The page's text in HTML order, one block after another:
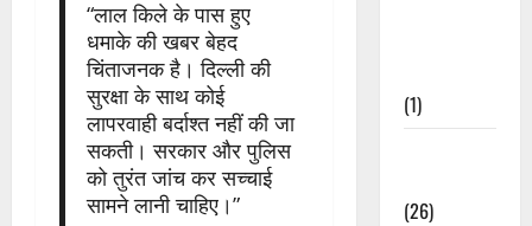
“लाल किले के पास हुए
धमाके की खबर बेहद
चिंताजनक है। दिल्ली की
सुरक्षा के साथ कोई
लापरवाही बर्दाश्त नहीं की जा
सकती। सरकार और पुलिस
को तुरंत जांच कर सच्चाई
सामने लानी चाहिए।”
(1)
(26)